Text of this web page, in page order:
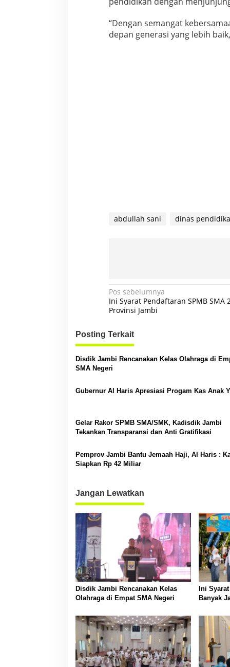
“Dengan semangat
depan generasi yang lebih
abdullah sani dinas
N
a
i
g
a
i
o
s
Pos sebelumnya
Ini Syarat Pendaftaran SPMB SMA
Provinsi Jambi
Posting Terkait
Disdik Jambi Rencanakan Kelas Olahraga di
SMA Negeri
Gubernur Al Haris Apresiasi Progam Kas Anak
Gelar Rakor SPMB SMA/SMK, Kadisdik Jambi
Tekankan Transparansi dan Anti Gratifikasi
Pemprov Jambi Bantu Jemaah Haji, Al Haris :
Siapkan Rp 42 Miliar
Jangan Lewatkan
Disdik Jambi Rencanakan Kelas
Olahraga di Empat SMA Negeri
Ini
Banyak